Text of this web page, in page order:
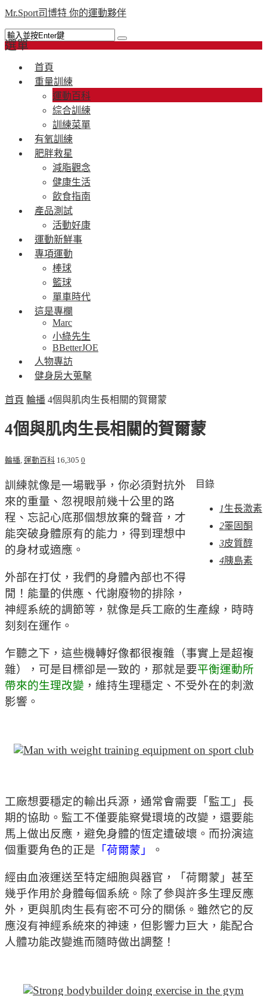
Mr.Sport司博特 你的運動夥伴
選單
首頁
重量訓練
運動百科
綜合訓練
訓練菜單
有氧訓練
肥胖救星
減脂觀念
健康生活
飲食指南
產品測試
活動好康
運動新鮮事
專項運動
棒球
籃球
單車時代
這是專欄
Marc
小綠先生
BBetterJOE
人物專訪
健身房大蒐擊
首頁 輪播 4個與肌肉生長相關的賀爾蒙
4個與肌肉生長相關的賀爾蒙
輪播 運動百科 16,305 0
目錄
1生長激素
2睪固酮
3皮質醇
4胰島素
訓練就像是一場戰爭，你必須對抗外
來的重量、忽視眼前幾十公里的路
程、忘記心底那個想放棄的聲音，才
能突破身體原有的能力，得到理想中
的身材或適應。
外部在打仗，我們的身體內部也不得
閒！能量的供應、代謝廢物的排除，
神經系統的調節等，就像是兵工廠的生產線，時時
刻刻在運作。
乍聽之下，這些機轉好像都很複雜（事實上是超複
雜），可是目標卻是一致的，那就是要平衡運動所
帶來的生理改變 ，維持生理穩定、不受外在的刺激
影響。
工廠想要穩定的輸出兵源，通常會需要「監工」長
期的協助。監工不僅要能察覺環境的改變，還要能
馬上做出反應，避免身體的恆定遭破壞。而扮演這
個重要角色的正是 「荷爾蒙」 。
經由血液運送至特定細胞與器官，「荷爾蒙」甚至
幾乎作用於身體每個系統。除了參與許多生理反應
外，更與肌肉生長有密不可分的關係。雖然它的反
應沒有神經系統來的神速，但影響力巨大，能配合
人體功能改變進而隨時做出調整！